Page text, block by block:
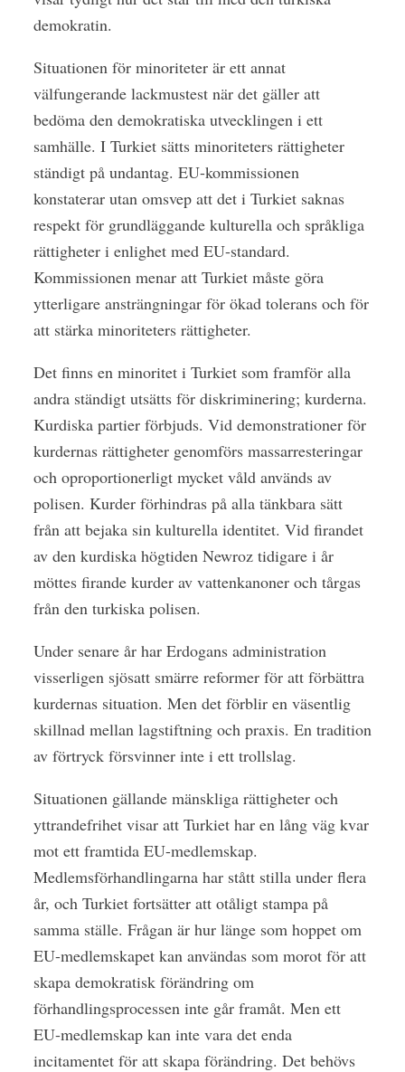
demokratin.
Situationen för minoriteter är ett annat
välfungerande lackmustest när det gäller att
bedöma den demokratiska utvecklingen i ett
samhälle. I Turkiet sätts minoriteters rättigheter
ständigt på undantag. EU-kommissionen
konstaterar utan omsvep att det i Turkiet saknas
respekt för grundläggande kulturella och språkliga
rättigheter i enlighet med EU-standard.
Kommissionen menar att Turkiet måste göra
ytterligare ansträngningar för ökad tolerans och för
att stärka minoriteters rättigheter.
Det finns en minoritet i Turkiet som framför alla
andra ständigt utsätts för diskriminering; kurderna.
Kurdiska partier förbjuds. Vid demonstrationer för
kurdernas rättigheter genomförs massarresteringar
och oproportionerligt mycket våld används av
polisen. Kurder förhindras på alla tänkbara sätt
från att bejaka sin kulturella identitet. Vid firandet
av den kurdiska högtiden Newroz tidigare i år
möttes firande kurder av vattenkanoner och tårgas
från den turkiska polisen.
Under senare år har Erdogans administration
visserligen sjösatt smärre reformer för att förbättra
kurdernas situation. Men det förblir en väsentlig
skillnad mellan lagstiftning och praxis. En tradition
av förtryck försvinner inte i ett trollslag.
Situationen gällande mänskliga rättigheter och
yttrandefrihet visar att Turkiet har en lång väg kvar
mot ett framtida EU-medlemskap.
Medlemsförhandlingarna har stått stilla under flera
år, och Turkiet fortsätter att otåligt stampa på
samma ställe. Frågan är hur länge som hoppet om
EU-medlemskapet kan användas som morot för att
skapa demokratisk förändring om
förhandlingsprocessen inte går framåt. Men ett
EU-medlemskap kan inte vara det enda
incitamentet för att skapa förändring. Det behövs